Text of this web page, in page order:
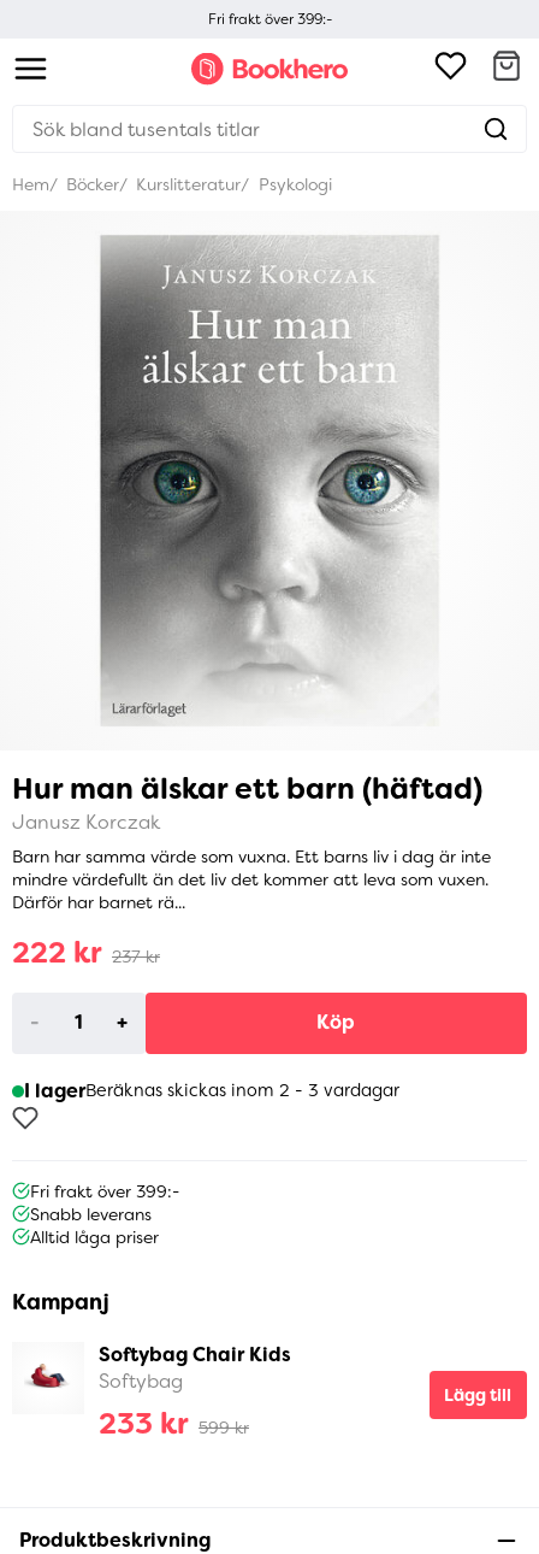
Fri frakt över 399:-
Hem Böcker Kurslitteratur Psykologi
Hur man älskar ett barn (häftad)
Janusz Korczak
Barn har samma värde som vuxna. Ett barns liv i dag är inte
mindre värdefullt än det liv det kommer att leva som vuxen.
Därför har barnet rä...
222 kr 237 kr
- + Köp
I lagerBeräknas skickas inom 2 - 3 vardagar
Fri frakt över 399:-
Snabb leverans
Alltid låga priser
Kampanj
Softybag Chair Kids
Softybag
233 kr 599 kr
Lägg till
Produktbeskrivning